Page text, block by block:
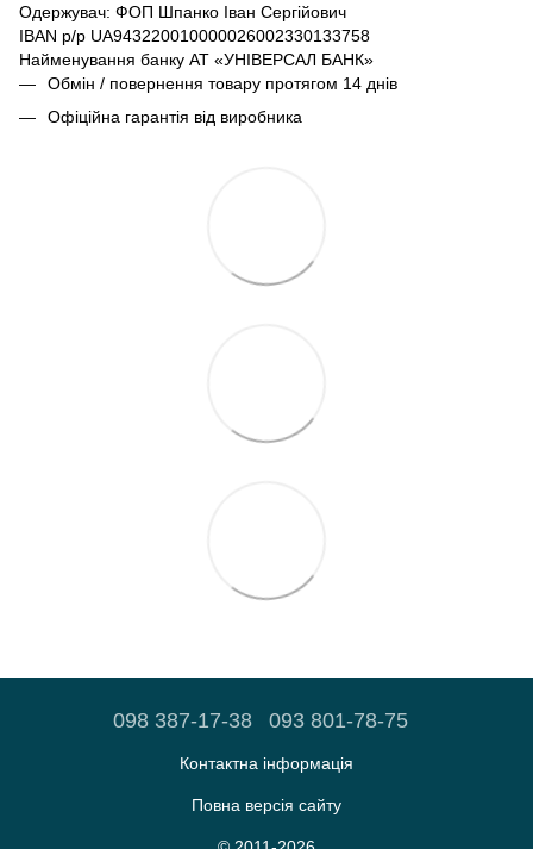
Одержувач: ФОП Шпанко Іван Сергійович
IBAN р/р UA943220010000026002330133758
Найменування банку АТ «УНІВЕРСАЛ БАНК»
Обмін / повернення товару протягом 14 днів
Офіційна гарантія від виробника
098 387-17-38 093 801-78-75
Контактна інформація
Повна версія сайту